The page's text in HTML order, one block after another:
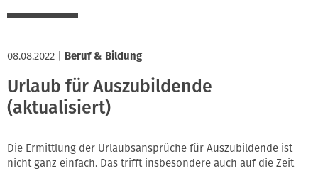
08.08.2022 Beruf & Bildung
Urlaub für Auszubildende
(aktualisiert)
Die Ermittlung der Urlaubsansprüche für Auszubildende ist
nicht ganz einfach. Das trifft insbesondere auch auf die Zeit